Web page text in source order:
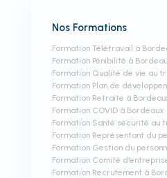
Nos Formations
Formation Télétravail à
Formation Pénibilité à
Formation Qualité de vie au
Formation Plan de
Formation Retraite à
Formation COVID à Bordeaux
Formation Santé sécurité au
Formation Représentant du
Formation Gestion du
Formation Comité
Formation Recrutement à